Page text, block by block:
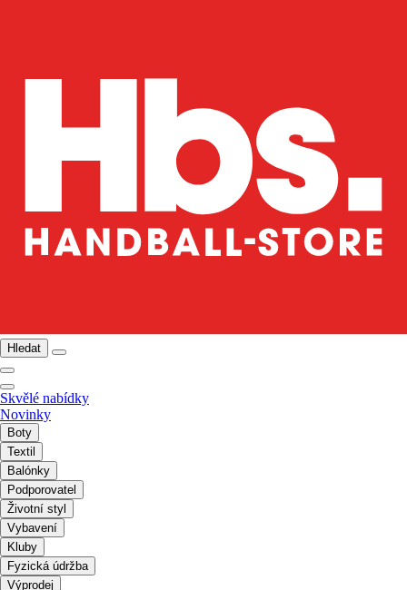
Hledat
Skvělé nabídky
Novinky
Boty
Textil
Balónky
Podporovatel
Životní styl
Vybavení
Kluby
Fyzická údržba
Výprodej